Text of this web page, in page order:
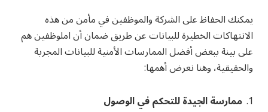
يمكنك الحفاظ على الشركة والموظفين في مأمن من هذه
الانتهاكات الخطيرة للبيانات عن طريق ضمان أن املوظفين هم
على بينة ببعض أفضل الممارسات الأمنية للبيانات المجربة
والحقيقية، وهنا نعرض أهمها:
ممارسة الجيدة للتحكم في الوصول